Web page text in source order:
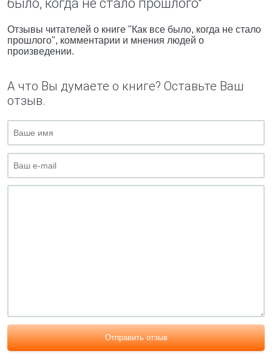
было, когда не стало прошлого"
Отзывы читателей о книге "Как все было, когда не стало
прошлого", комментарии и мнения людей о
произведении.
А что Вы думаете о книге? Оставьте Ваш
отзыв.
Отправить отзыв